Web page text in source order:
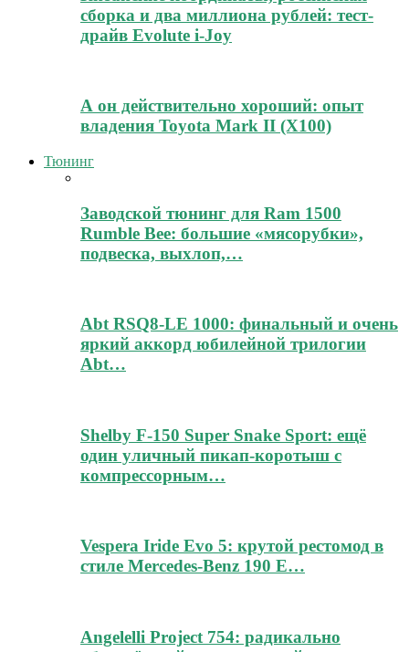
сборка и два миллиона рублей: тест-
драйв Evolute i-Joy
А он действительно хороший: опыт
владения Toyota Mark II (Х100)
Тюнинг
Заводской тюнинг для Ram 1500
Rumble Bee: большие «мясорубки»,
подвеска, выхлоп,…
Abt RSQ8-LE 1000: финальный и очень
яркий аккорд юбилейной трилогии
Abt…
Shelby F-150 Super Snake Sport: ещё
один уличный пикап-коротыш с
компрессорным…
Vespera Iride Evo 5: крутой рестомод в
стиле Mercedes-Benz 190 E…
Angelelli Project 754: радикально